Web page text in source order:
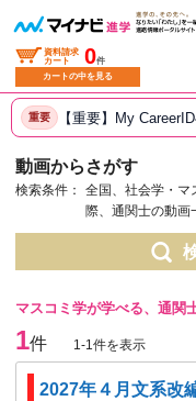
資料請求
カート
0件
カートの中を見る
重要 【重要】My
動画からさがす
検索条件：
全国、社会学・マ
際、通関士の動画
マスコミ学が学べる、通関
1件 1-1件を表示
2027年４月文系改